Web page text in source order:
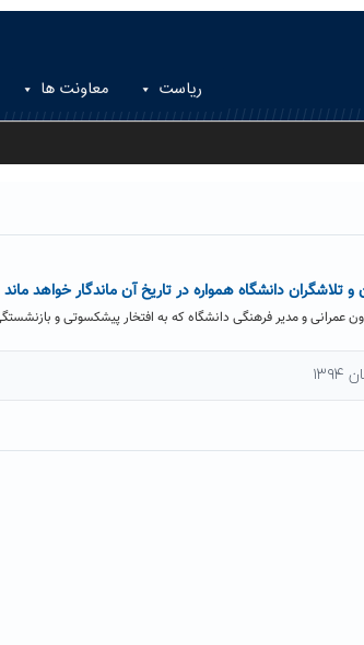
ریاست معاونت ها
تلاشگران دانشگاه همواره در تاریخ آن ماندگار خواهد ماند
عمرانی و مدیر فرهنگی دانشگاه که به افتخار پیشکسوتی و